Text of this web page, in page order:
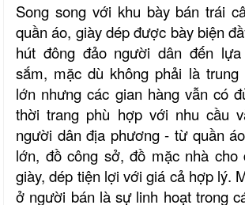
Song song với khu bày bán trái
quần áo, giày dép được bày biện
hút đông đảo người dân đến
sắm, mặc dù không phải là
lớn nhưng các gian hàng vẫn có
thời trang phù hợp với nhu cầu
người dân địa phương - từ quần
lớn, đồ công sở, đồ mặc nhà cho
giày, dép tiện lợi với giá cả hợp lý.
ở người bán là sự linh hoạt trong